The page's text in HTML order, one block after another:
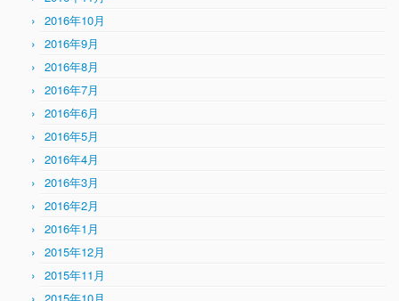
2016年10月
2016年9月
2016年8月
2016年7月
2016年6月
2016年5月
2016年4月
2016年3月
2016年2月
2016年1月
2015年12月
2015年11月